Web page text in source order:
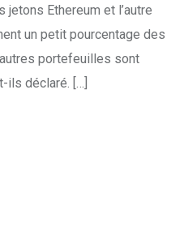
jetons Ethereum et l’autre
un petit pourcentage des
portefeuilles sont
ils déclaré. […]